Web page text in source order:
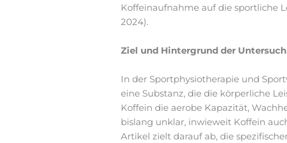
Koffeinaufnahme auf die sportliche
2024).
Ziel und Hintergrund der
In der Sportphysiotherapie und
eine Substanz, die die körperliche
Koffein die aerobe Kapazität,
bislang unklar, inwieweit Koffein
Artikel zielt darauf ab, die